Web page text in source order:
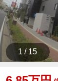
1 / 15